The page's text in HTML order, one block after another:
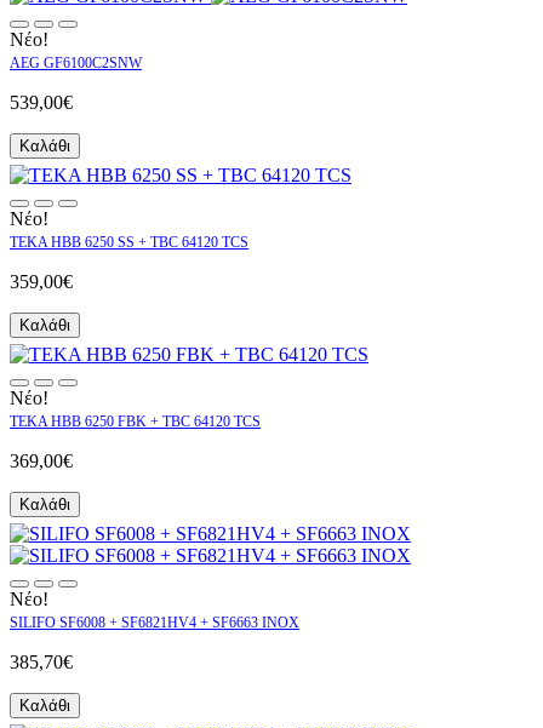
Νέο!
AEG GF6100C2SNW
539,00€
Καλάθι
Νέο!
TEKA HBB 6250 SS + TBC 64120 TCS
359,00€
Καλάθι
Νέο!
TEKA HBB 6250 FBK + TBC 64120 TCS
369,00€
Καλάθι
Νέο!
SILIFO SF6008 + SF6821HV4 + SF6663 INOX
385,70€
Καλάθι